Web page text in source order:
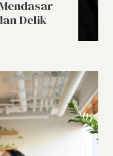
Delik